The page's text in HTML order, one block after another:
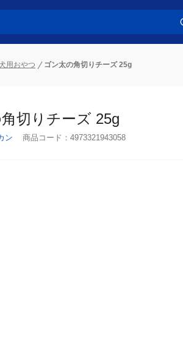
用おやつ ゴン太の角切りチーズ 25g
切りチーズ 25g
ン 商品コード： 4973321943058